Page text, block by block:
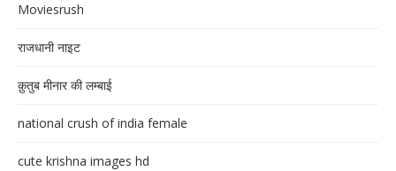
Moviesrush
राजधानी नाइट
क़ुतुब मीनार की लम्बाई
national crush of india female
cute krishna images hd